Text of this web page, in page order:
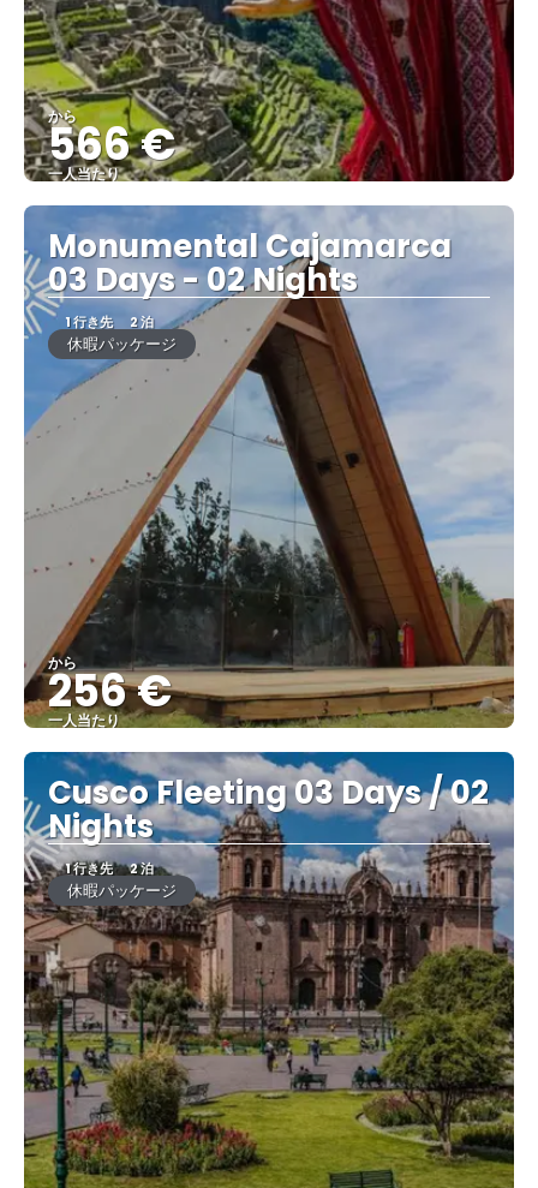
から
566 €
一人当たり
見る
Monumental Cajamarca
03 Days - 02 Nights
1 行き先 2 泊
休暇パッケージ
から
256 €
一人当たり
見る
Cusco Fleeting 03 Days / 02
Nights
1 行き先 2 泊
休暇パッケージ